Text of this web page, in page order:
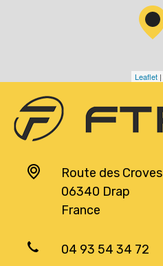
Leaflet |
Route des Croves
06340 Drap
France
04 93 54 34 72